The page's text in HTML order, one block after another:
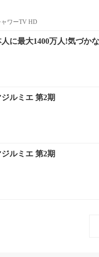
ワーTV HD
に最大1400万人!気づか
ルミエ 第2期
ルミエ 第2期